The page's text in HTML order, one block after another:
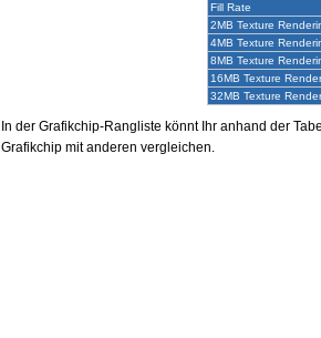
Fill Rate
2MB Texture
4MB Texture
8MB Texture
16MB Texture
32MB Texture
In der Grafikchip-Rangliste könnt Ihr anhand der
Grafikchip mit anderen vergleichen.